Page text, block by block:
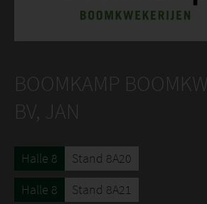
BOOMKAMP
BV, JAN
Halle 8
Stand 8A20
Halle 8
Stand 8A21